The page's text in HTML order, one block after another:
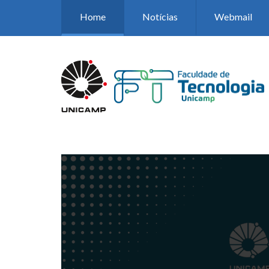
Home Notícias Webmail